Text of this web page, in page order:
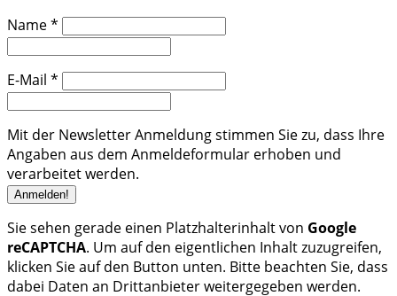
Name*
E-Mail *
Mit der Newsletter Anmeldung stimmen Sie zu, dass Ihre
Angaben aus dem Anmeldeformular erhoben und
verarbeitet werden.
Sie sehen gerade einen Platzhalterinhalt von Google
reCAPTCHA. Um auf den eigentlichen Inhalt zuzugreifen,
klicken Sie auf den Button unten. Bitte beachten Sie, dass
dabei Daten an Drittanbieter weitergegeben werden.